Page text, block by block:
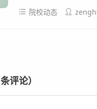
院校动态
条评论）